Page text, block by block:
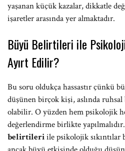
yaşanan küçük kazalar, dikkatle
işaretler arasında yer almaktadır.
Büyü Belirtileri ile
Ayırt Edilir?
Bu soru oldukça hassastır çünkü
düşünen birçok kişi, aslında
olabilir. O yüzden hem psikolojik
değerlendirme birlikte yapılmalıdır.
belirtileriile psikolojik